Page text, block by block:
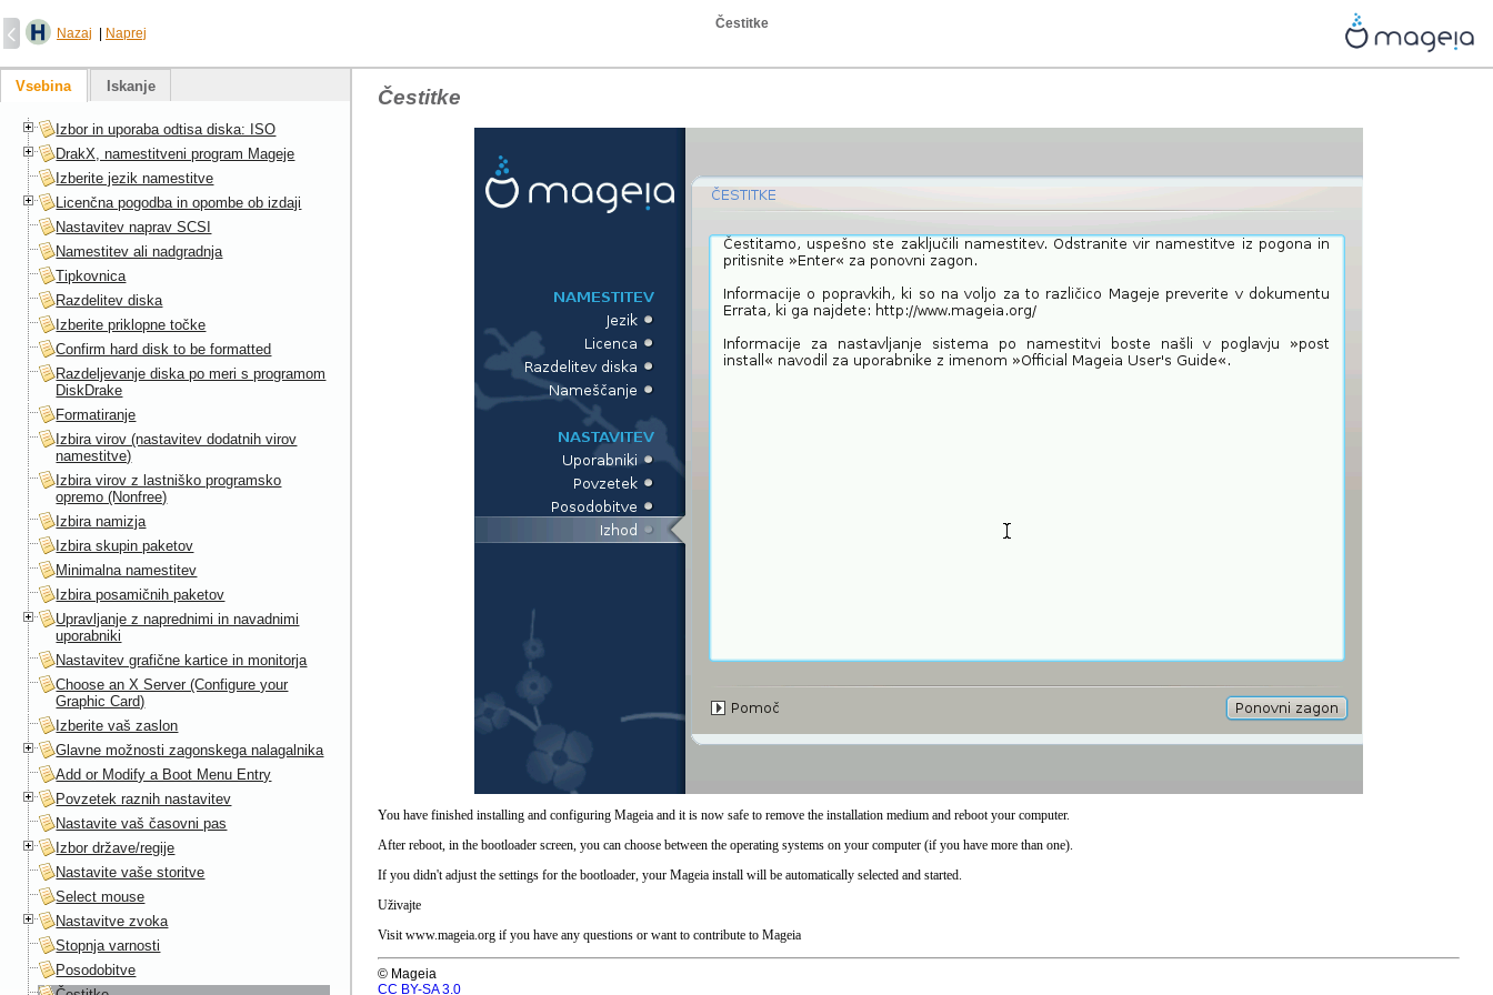
Nazaj Naprej
Čestitke
Čestitke
You have finished installing and configuring Mageia and it is now safe to remove the installation medium and reboot your computer.
After reboot, in the bootloader screen, you can choose between the operating systems on your computer (if you have more than one).
If you didn't adjust the settings for the bootloader, your Mageia install will be automatically selected and started.
Uživajte
Visit www.mageia.org if you have any questions or want to contribute to Mageia
© Mageia
CC BY-SA 3.0
Vsebina Iskanje
Izbor in uporaba odtisa diska: ISO
DrakX, namestitveni program Mageje
Izberite jezik namestitve
Licenčna pogodba in opombe ob izdaji
Nastavitev naprav SCSI
Namestitev ali nadgradnja
Tipkovnica
Razdelitev diska
Izberite priklopne točke
Confirm hard disk to be formatted
Razdeljevanje diska po meri s programom
DiskDrake
Formatiranje
Izbira virov (nastavitev dodatnih virov
namestitve)
Izbira virov z lastniško programsko
opremo (Nonfree)
Izbira namizja
Izbira skupin paketov
Minimalna namestitev
Izbira posamičnih paketov
Upravljanje z naprednimi in navadnimi
uporabniki
Nastavitev grafične kartice in monitorja
Choose an X Server (Configure your
Graphic Card)
Izberite vaš zaslon
Glavne možnosti zagonskega nalagalnika
Add or Modify a Boot Menu Entry
Povzetek raznih nastavitev
Nastavite vaš časovni pas
Izbor države/regije
Nastavite vaše storitve
Select mouse
Nastavitve zvoka
Stopnja varnosti
Posodobitve